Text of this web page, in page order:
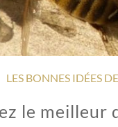
LES BONNES IDÉES
le meilleur